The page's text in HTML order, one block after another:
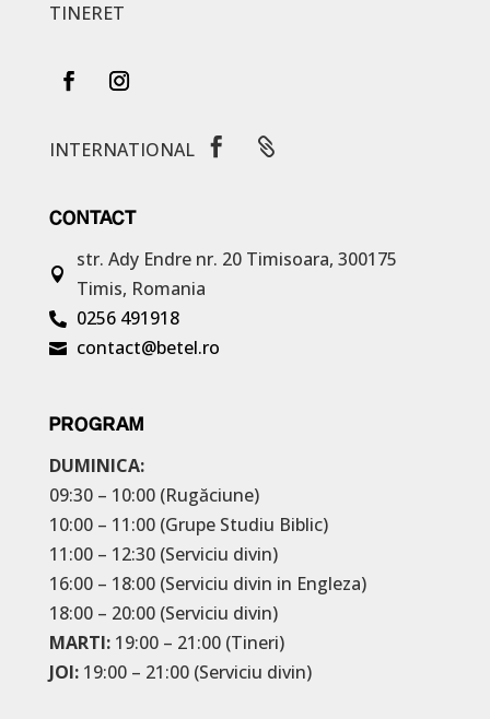
TINERET
INTERNATIONAL  
CONTACT

str. Ady Endre nr. 20 Timisoara, 300175
Timis, Romania
 0256 491918
 contact@betel.ro
PROGRAM
DUMINICA:
09:30 – 10:00 (Rugăciune)
10:00 – 11:00 (Grupe Studiu Biblic)
11:00 – 12:30 (Serviciu divin)
16:00 – 18:00 (Serviciu divin in Engleza)
18:00 – 20:00 (Serviciu divin)
MARTI: 19:00 – 21:00 (Tineri)
JOI: 19:00 – 21:00 (Serviciu divin)